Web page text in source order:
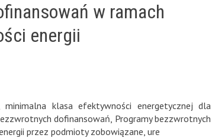
w ramach
energii
,minimalna klasa efektywności energetycznej dla
dofinansowań Programy bezzwrotnych
przez podmioty zobowiązane ure